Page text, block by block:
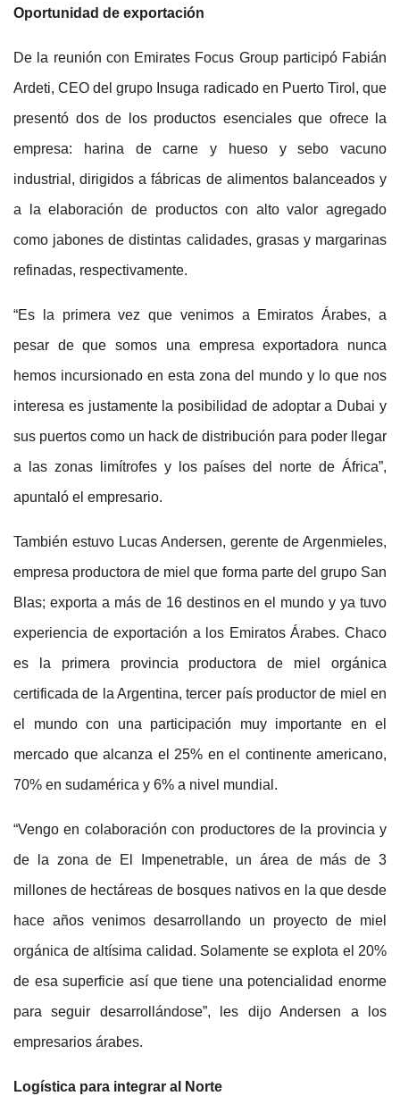
Oportunidad de exportación
De la reunión con Emirates Focus Group participó Fabián
Ardeti, CEO del grupo Insuga radicado en Puerto Tirol, que
presentó dos de los productos esenciales que ofrece la
empresa: harina de carne y hueso y sebo vacuno
industrial, dirigidos a fábricas de alimentos balanceados y
a la elaboración de productos con alto valor agregado
como jabones de distintas calidades, grasas y margarinas
refinadas, respectivamente.
“Es la primera vez que venimos a Emiratos Árabes, a
pesar de que somos una empresa exportadora nunca
hemos incursionado en esta zona del mundo y lo que nos
interesa es justamente la posibilidad de adoptar a Dubai y
sus puertos como un hack de distribución para poder llegar
a las zonas limítrofes y los países del norte de África”,
apuntaló el empresario.
También estuvo Lucas Andersen, gerente de Argenmieles,
empresa productora de miel que forma parte del grupo San
Blas; exporta a más de 16 destinos en el mundo y ya tuvo
experiencia de exportación a los Emiratos Árabes. Chaco
es la primera provincia productora de miel orgánica
certificada de la Argentina, tercer país productor de miel en
el mundo con una participación muy importante en el
mercado que alcanza el 25% en el continente americano,
70% en sudamérica y 6% a nivel mundial.
“Vengo en colaboración con productores de la provincia y
de la zona de El Impenetrable, un área de más de 3
millones de hectáreas de bosques nativos en la que desde
hace años venimos desarrollando un proyecto de miel
orgánica de altísima calidad. Solamente se explota el 20%
de esa superficie así que tiene una potencialidad enorme
para seguir desarrollándose”, les dijo Andersen a los
empresarios árabes.
Logística para integrar al Norte